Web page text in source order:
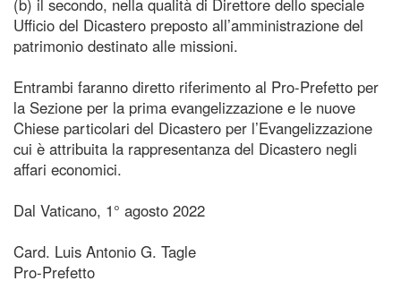
(b) il secondo, nella qualità di Direttore dello speciale
Ufficio del Dicastero preposto all’amministrazione del
patrimonio destinato alle missioni.
Entrambi faranno diretto riferimento al Pro-Prefetto per
la Sezione per la prima evangelizzazione e le nuove
Chiese particolari del Dicastero per l’Evangelizzazione
cui è attribuita la rappresentanza del Dicastero negli
affari economici.
Dal Vaticano, 1° agosto 2022
Card. Luis Antonio G. Tagle
Pro-Prefetto